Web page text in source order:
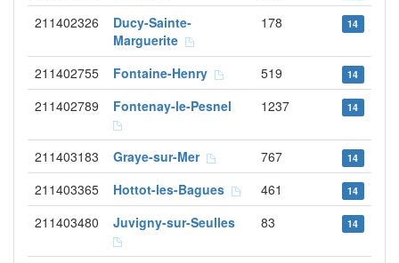
211402326
Ducy-Sainte-
Marguerite
178 14
211402755 Fontaine-Henry 519 14
211402789 Fontenay-le-Pesnel 1237 14
211403183 Graye-sur-Mer 767 14
211403365 Hottot-les-Bagues 461 14
211403480 Juvigny-sur-Seulles 83 14